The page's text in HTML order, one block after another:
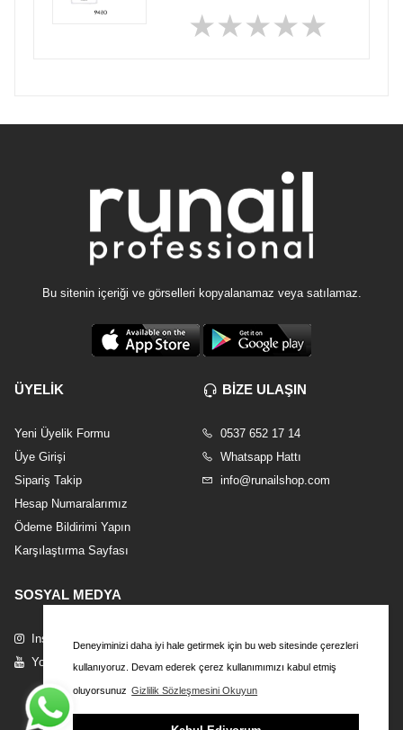
Deneyiminizi daha iyi hale getirmek için bu web sitesinde çerezleri
kullanıyoruz. Devam ederek çerez kullanımımızı kabul etmiş
oluyorsunuz Gizlilik Sözleşmesini Okuyun
★★★★★
Bu sitenin içeriği ve görselleri kopyalanamaz veya satılamaz.
ÜYELİK
Yeni Üyelik Formu
Üye Girişi
Sipariş Takip
Hesap Numaralarımız
Ödeme Bildirimi Yapın
Karşılaştırma Sayfası
BİZE ULAŞIN
0537 652 17 14
Whatsapp Hattı
info@runailshop.com
SOSYAL MEDYA
Instagram
Youtube